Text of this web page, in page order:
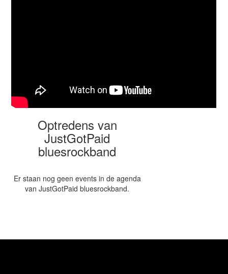
Optredens van
JustGotPaid
bluesrockband
Er staan nog geen events in de agenda
van JustGotPaid bluesrockband.